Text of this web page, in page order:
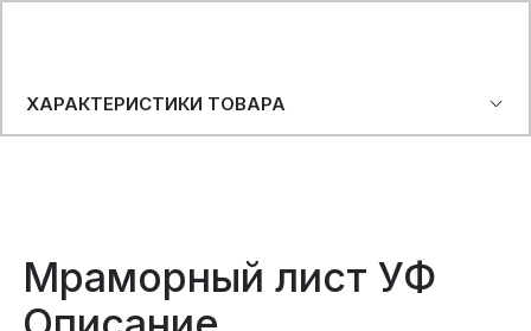
ХАРАКТЕРИСТИКИ ТОВАРА
Мраморный лист УФ